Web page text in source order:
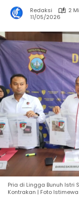
Redaksi
2
11/05/2026
Pria di Lingga Bunuh Istri
Kontrakan | Foto Istimewa